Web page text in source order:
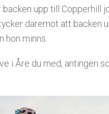
backen upp till Copperhill
däremot att backen
hon minns.
i Åre du med, antingen